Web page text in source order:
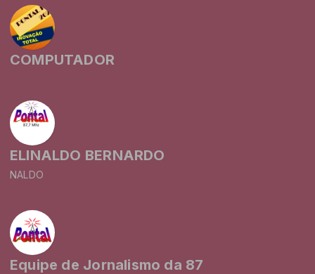
COMPUTADOR
ELINALDO BERNARDO
NALDO
Equipe de Jornalismo da 87